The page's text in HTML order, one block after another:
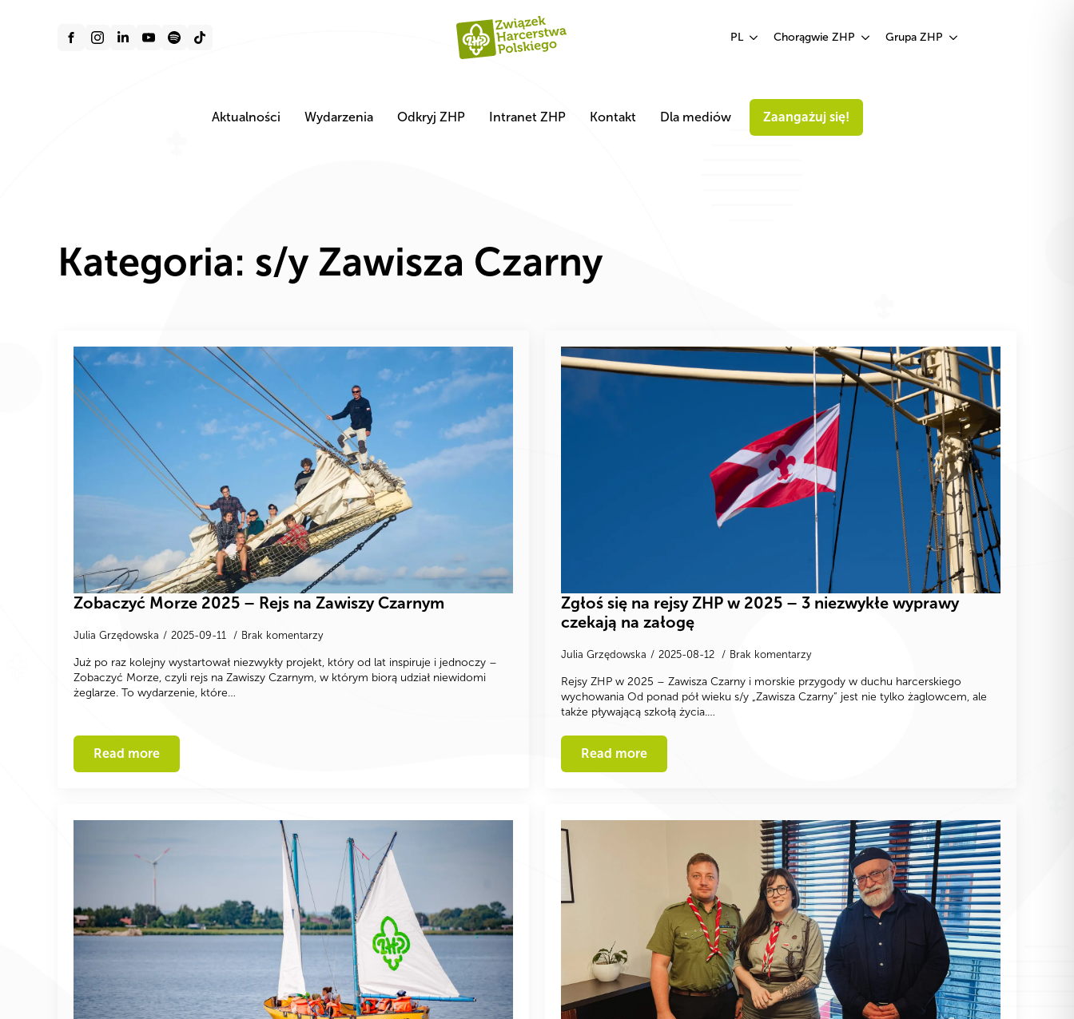
PL Chorągwie ZHP Grupa ZHP
Aktualności Wydarzenia Odkryj ZHP Intranet ZHP Kontakt Dla mediów Zaangażuj się!
Kategoria: s/y Zawisza Czarny
Zobaczyć Morze 2025 – Rejs na Zawiszy Czarnym
Julia Grzędowska 2025-09-11 Brak komentarzy
Już po raz kolejny wystartował niezwykły projekt, który od lat inspiruje i jednoczy –
Zobaczyć Morze, czyli rejs na Zawiszy Czarnym, w którym biorą udział niewidomi
żeglarze. To wydarzenie, które…
Read more
Zgłoś się na rejsy ZHP w 2025 – 3 niezwykłe wyprawy
czekają na załogę
Julia Grzędowska 2025-08-12 Brak komentarzy
Rejsy ZHP w 2025 – Zawisza Czarny i morskie przygody w duchu harcerskiego
wychowania Od ponad pół wieku s/y „Zawisza Czarny” jest nie tylko żaglowcem, ale
także pływającą szkołą życia.…
Read more